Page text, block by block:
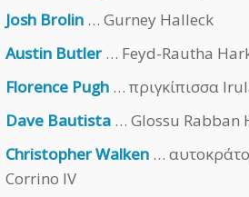
Josh Brolin … Gurney Halleck
Austin Butler … Feyd-Rautha
Florence Pugh … πριγκίπισσα
Dave Bautista … Glossu Rabban
Christopher Walken …
Corrino IV